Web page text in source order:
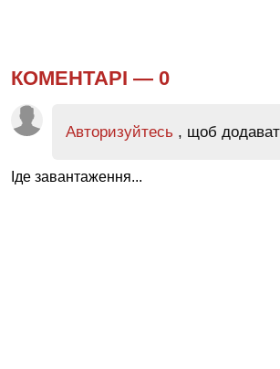
КОМЕНТАРІ — 0
Авторизуйтесь , щоб
Іде завантаження...